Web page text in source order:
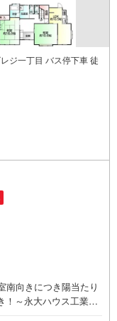
ジ一丁目 バス停下車 徒
南向きにつき陽当たり
！～永大ハウス工業の